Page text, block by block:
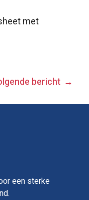
met
bericht
een sterke